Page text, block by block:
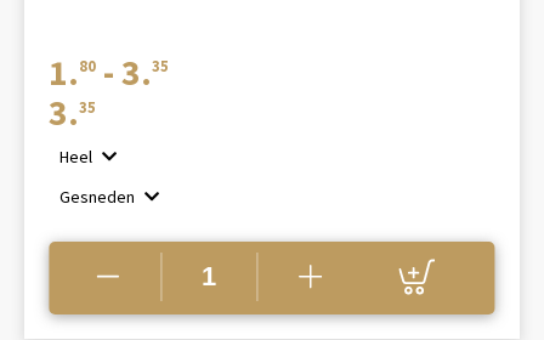
1. 80 -3.35
3.35
Heel
Gesneden